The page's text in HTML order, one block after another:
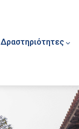
Δραστηριότητες